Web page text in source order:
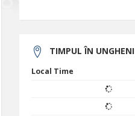
TIMPUL ÎN UNGHENI
Local Time